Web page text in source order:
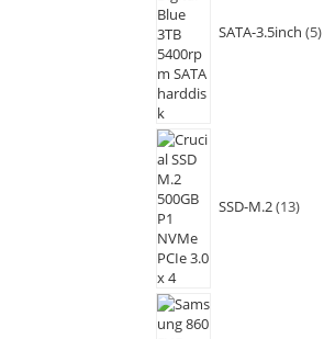
SATA-3.5inch 5
SSD-M.2 13